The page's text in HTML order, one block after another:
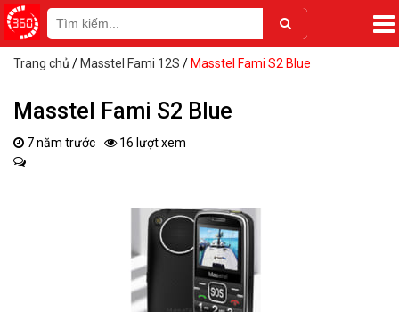
Trang chủ / Masstel Fami 12S / Masstel Fami S2 Blue
Masstel Fami S2 Blue
7 năm trước 16 lượt xem